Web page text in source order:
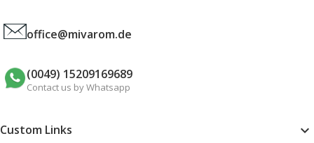
office@mivarom.de
(0049) 15209169689
Contact us by Whatsapp
Custom Links 